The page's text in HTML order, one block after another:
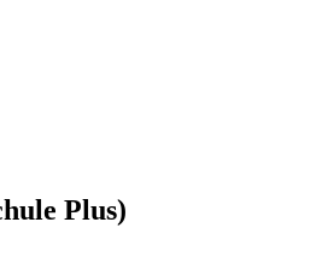
Plus)